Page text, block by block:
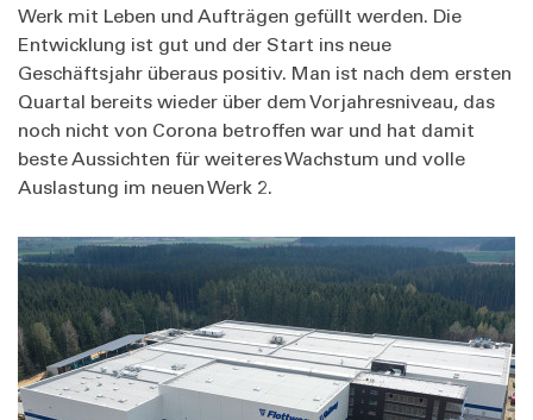
Werk mit Leben und Aufträgen gefüllt werden. Die
Entwicklung ist gut und der Start ins neue
Geschäftsjahr überaus positiv. Man ist nach dem ersten
Quartal bereits wieder über dem Vorjahresniveau, das
noch nicht von Corona betroffen war und hat damit
beste Aussichten für weiteres Wachstum und volle
Auslastung im neuen Werk 2.